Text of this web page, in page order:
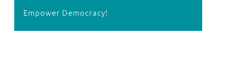
Empower Democracy!